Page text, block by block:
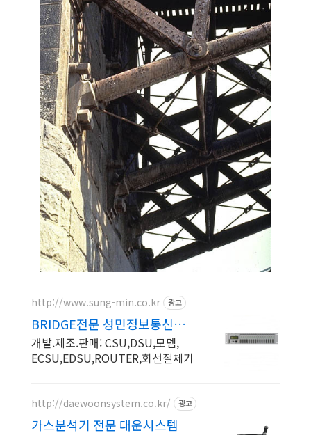
http://www.sung-min.co.kr 광고
BRIDGE전문 성민정보통신
CSU/DSU+네트웍통합전문
개발.제조.판매: CSU,DSU,모뎀,
ECSU,EDSU,ROUTER,회선절체기
http://daewoonsystem.co.kr/ 광고
가스분석기 전문 대운시스템